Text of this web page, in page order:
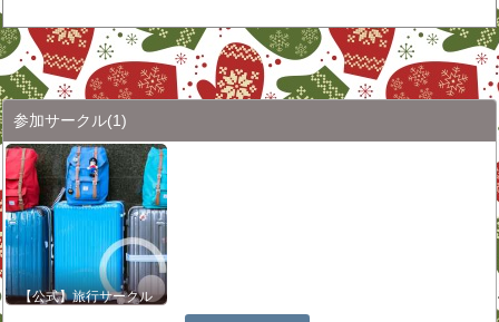
参加サークル(1)
【公式】旅行サークル